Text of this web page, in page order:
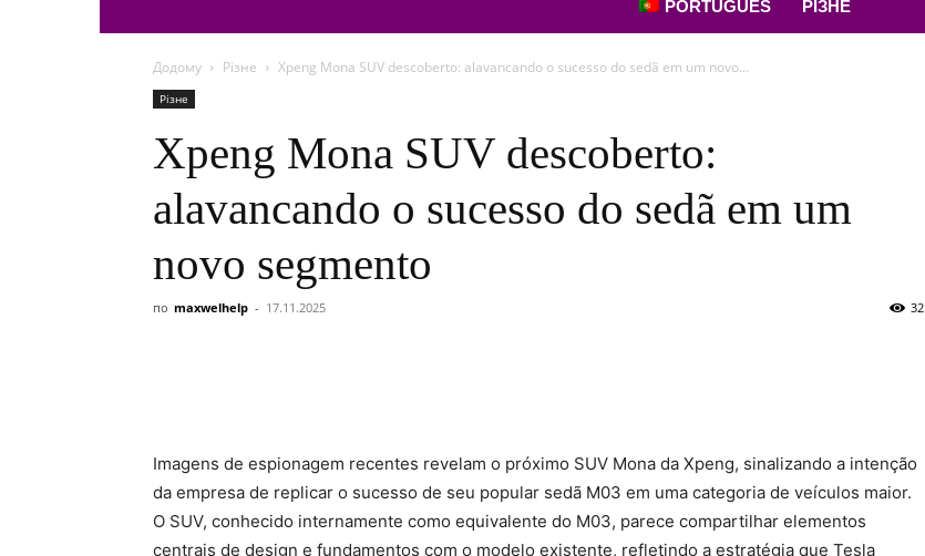
PORTUGUÊS РІЗНЕ
Додому Різне Xpeng Mona SUV descoberto: alavancando o sucesso do sedã em um novo...
Різне
Xpeng Mona SUV descoberto:
alavancando o sucesso do sedã em um
novo segmento
по maxwelhelp - 17.11.2025 32
Imagens de espionagem recentes revelam o próximo SUV Mona da Xpeng, sinalizando a intenção
da empresa de replicar o sucesso de seu popular sedã M03 em uma categoria de veículos maior.
O SUV, conhecido internamente como equivalente do M03, parece compartilhar elementos
centrais de design e fundamentos com o modelo existente, refletindo a estratégia que Tesla